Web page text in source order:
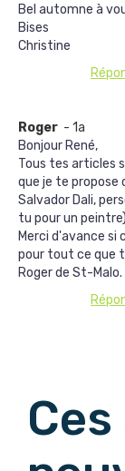
Bel automne à
Bises
Christine
Roger - 1a
Bonjour René,
Tous tes articles
que je te propose
Salvador Dali,
tu pour un peintre)
Merci d'avance si
pour tout ce que
Roger de St-Malo.